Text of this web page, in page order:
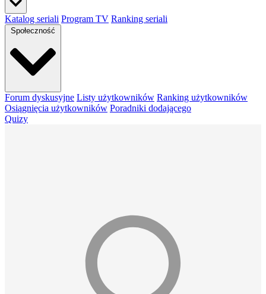
Katalog seriali Program TV Ranking seriali
Społeczność
Forum dyskusyjne Listy użytkowników Ranking użytkowników
Osiągnięcia użytkowników Poradniki dodającego
Quizy